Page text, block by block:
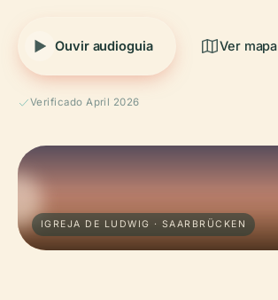
Ouvir audioguia Ver mapa
Verificado April 2026
IGREJA DE LUDWIG · SAARBRÜCKEN